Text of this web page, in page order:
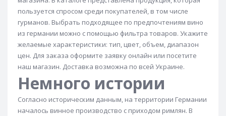
пользуется спросом среди покупателей, в том числе
гурманов. Выбрать подходящее по предпочтениям вино
из германии можно с помощью фильтра товаров. Укажите
желаемые характеристики: тип, цвет, объем, диапазон
цен. Для заказа оформите заявку онлайн или посетите
наш магазин. Доставка возможна по всей Украине.
Немного истории
Согласно историческим данным, на территории Германии
началось винное производство с приходом римлян. В